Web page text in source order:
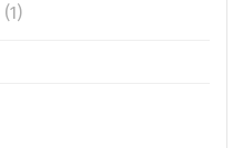
(1)